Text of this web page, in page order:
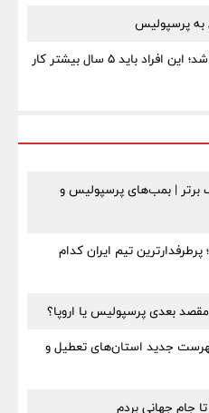
پرسپولیس
شرط جدید بازنشستگی اجرایی شد؛ این افراد باید ۵ سال بیشتر کار
برتر | بمب‌های پرسپولیس و
تیم ایران کدام
بعدی پرسپولیس یا اروپا؟
۱۴ مرداد | فهرست جدید استان‌های تعطیل و
جام جهانی بردم